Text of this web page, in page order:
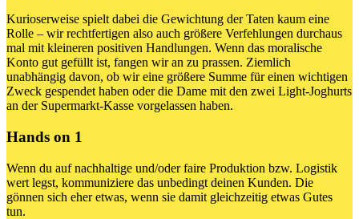
Kurioserweise spielt dabei die Gewichtung der Taten kaum eine
Rolle – wir rechtfertigen also auch größere Verfehlungen durchaus
mal mit kleineren positiven Handlungen. Wenn das moralische
Konto gut gefüllt ist, fangen wir an zu prassen. Ziemlich
unabhängig davon, ob wir eine größere Summe für einen wichtigen
Zweck gespendet haben oder die Dame mit den zwei Light-Joghurts
an der Supermarkt-Kasse vorgelassen haben.
Hands on 1
Wenn du auf nachhaltige und/oder faire Produktion bzw. Logistik
wert legst, kommuniziere das unbedingt deinen Kunden. Die
gönnen sich eher etwas, wenn sie damit gleichzeitig etwas Gutes
tun.